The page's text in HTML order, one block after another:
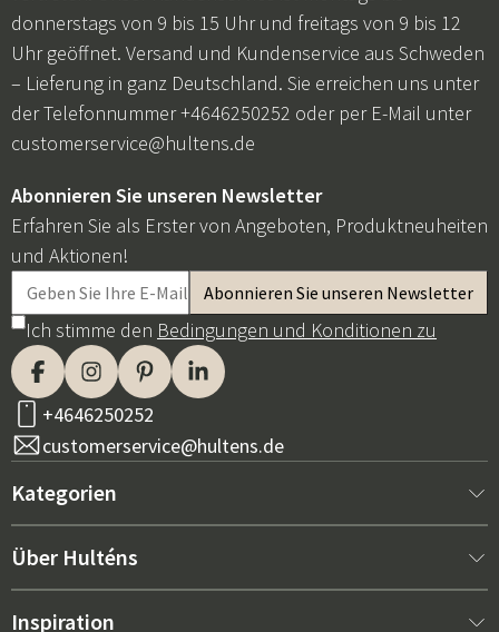
donnerstags von 9 bis 15 Uhr und freitags von 9 bis 12
Uhr geöffnet. Versand und Kundenservice aus Schweden
– Lieferung in ganz Deutschland. Sie erreichen uns unter
der Telefonnummer +4646250252 oder per E-Mail unter
customerservice@hultens.de
Abonnieren Sie unseren Newsletter
Erfahren Sie als Erster von Angeboten, Produktneuheiten
und Aktionen!
Ich stimme den Bedingungen und Konditionen zu
+4646250252
customerservice@hultens.de
Kategorien
Neu bei uns
Über Hulténs
Über Hulténs
Inspiration